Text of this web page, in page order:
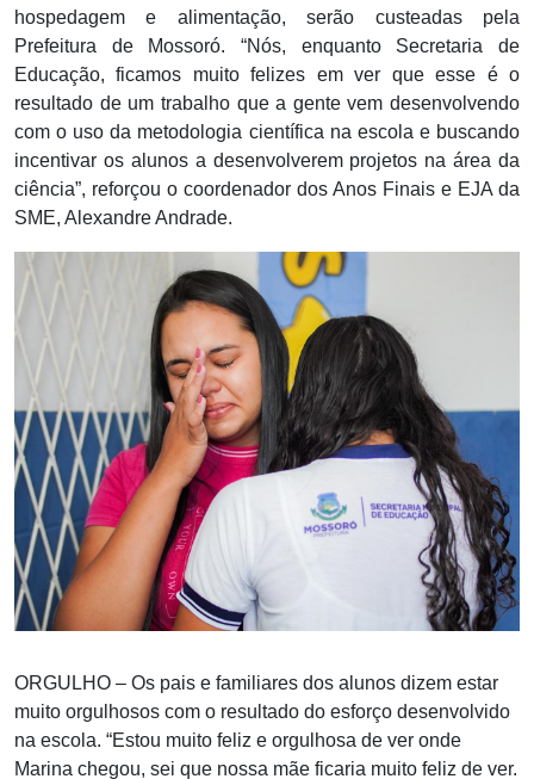
hospedagem e alimentação, serão custeadas pela
Prefeitura de Mossoró. “Nós, enquanto Secretaria de
Educação, ficamos muito felizes em ver que esse é o
resultado de um trabalho que a gente vem desenvolvendo
com o uso da metodologia científica na escola e buscando
incentivar os alunos a desenvolverem projetos na área da
ciência”, reforçou o coordenador dos Anos Finais e EJA da
SME, Alexandre Andrade.
ORGULHO – Os pais e familiares dos alunos dizem estar
muito orgulhosos com o resultado do esforço desenvolvido
na escola. “Estou muito feliz e orgulhosa de ver onde
Marina chegou, sei que nossa mãe ficaria muito feliz de ver.